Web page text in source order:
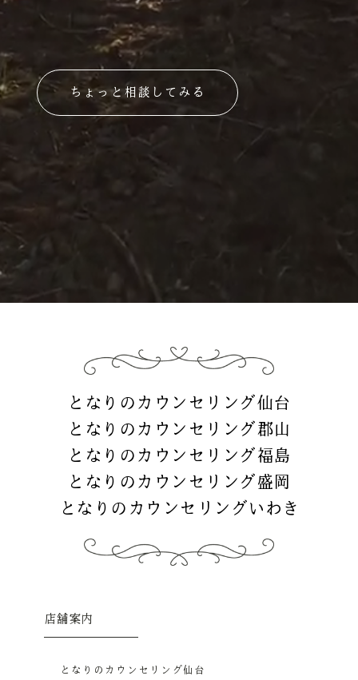
ちょっと相談してみる
となりのカウンセリング仙台
となりのカウンセリング郡山
となりのカウンセリング福島
となりのカウンセリング盛岡
となりのカウンセリングいわき
店舗案内
となりのカウンセリング仙台